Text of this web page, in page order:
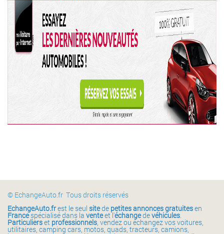
© EchangeAuto.fr Tous droits réservés
EchangeAuto.frest le seul sitede petites annonces gratuitesen
Francespécialisé dans la venteet l'échangedevéhicules.
Particulierset professionnels, vendez ou échangez vos voitures,
utilitaires, camping cars, motos, quads, tracteurs, camions,